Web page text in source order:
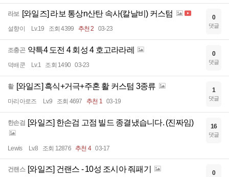
라보 [와일즈] 라보 통상n산탄 속사(칼날비) 커스텀
설향이 Lv.19 조회 4399 추천 2 03-23
0
댓글
조충곤 약특4 도전 4 회성 4 호고라라레
덕배쿤 Lv.1 조회 1490 03-23
0
댓글
활 [와일즈] 흑식+거극+주혼 활 커스텀 3종류
마리아로즈 Lv.9 조회 4697 추천 1 03-19
1
댓글
한손검 [와일즈] 한손검 고점 빌드 종결냈습니다. (진짜임)
Lewis Lv.8 조회 12876 추천 4 03-17
16
댓글
건랜스 [와일즈] 건랜스 - 10성 조시아 줘패기 0